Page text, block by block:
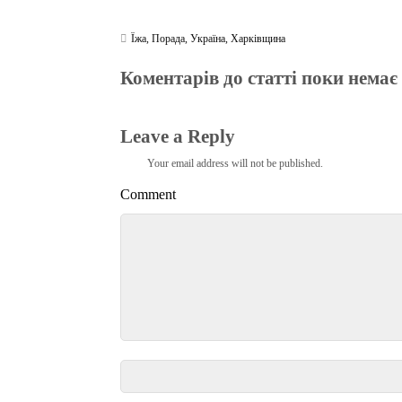
Їжа,Порада,Україна,Харківщина
Коментарів до статті поки немає
Leave a Reply
Your email address will not be published.
Comment